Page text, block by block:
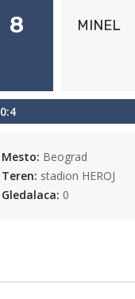
8 MINEL
Mesto: Beograd
Teren: stadion HEROJ
Gledalaca: 0